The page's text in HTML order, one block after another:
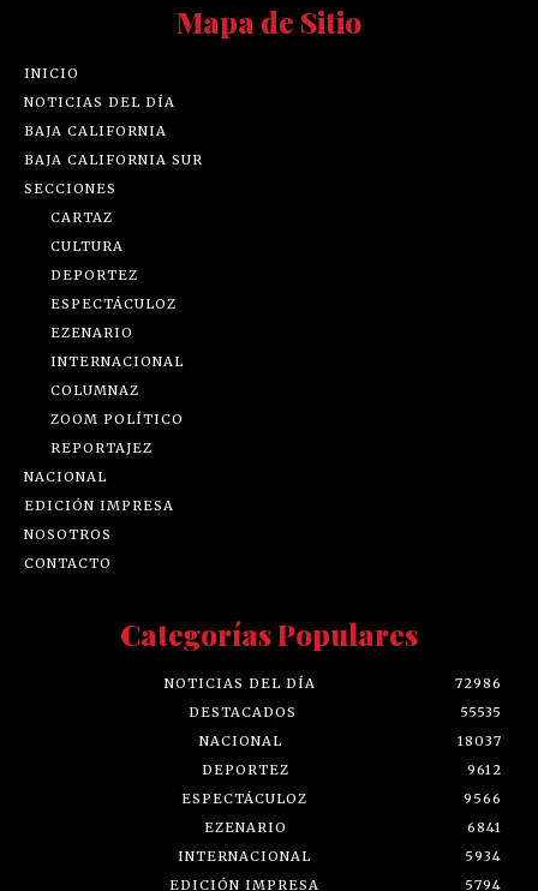
Mapa de Sitio
INICIO
NOTICIAS DEL DÍA
BAJA CALIFORNIA
BAJA CALIFORNIA SUR
SECCIONES
CARTAZ
CULTURA
DEPORTEZ
ESPECTÁCULOZ
EZENARIO
INTERNACIONAL
COLUMNAZ
ZOOM POLÍTICO
REPORTAJEZ
NACIONAL
EDICIÓN IMPRESA
NOSOTROS
CONTACTO
Categorías Populares
NOTICIAS DEL DÍA
72986
DESTACADOS
55535
NACIONAL
18037
DEPORTEZ
9612
ESPECTÁCULOZ
9566
EZENARIO
6841
INTERNACIONAL
5934
EDICIÓN IMPRESA
5794